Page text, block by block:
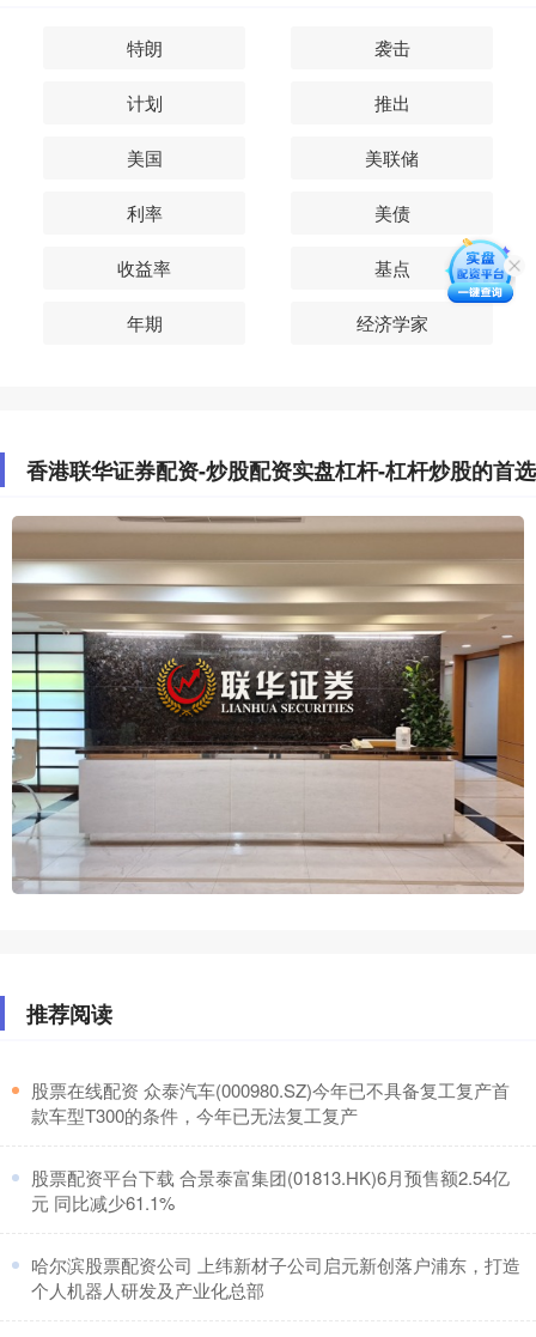
特朗 袭击
计划 推出
美国 美联储
利率 美债
收益率 基点
年期 经济学家
香港联华证券配资-炒股配资实盘杠杆-杠杆炒股的首选
推荐阅读
​股票在线配资 众泰汽车(000980.SZ)今年已不具备复工复产首
款车型T300的条件，今年已无法复工复产
​股票配资平台下载 合景泰富集团(01813.HK)6月预售额2.54亿
元 同比减少61.1%
​哈尔滨股票配资公司 上纬新材子公司启元新创落户浦东，打造
个人机器人研发及产业化总部